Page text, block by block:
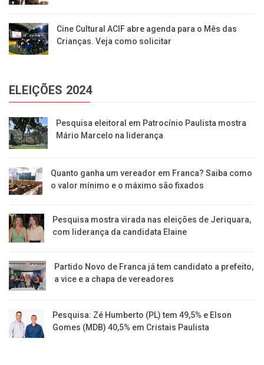
Cine Cultural ACIF abre agenda para o Mês das
Crianças. Veja como solicitar
ELEIÇÕES 2024
Pesquisa eleitoral em Patrocínio Paulista mostra
Mário Marcelo na liderança
Quanto ganha um vereador em Franca? Saiba como
o valor mínimo e o máximo são fixados
Pesquisa mostra virada nas eleições de Jeriquara,
com liderança da candidata Elaine
Partido Novo de Franca já tem candidato a prefeito,
a vice e a chapa de vereadores
Pesquisa: Zé Humberto (PL) tem 49,5% e Elson
Gomes (MDB) 40,5% em Cristais Paulista